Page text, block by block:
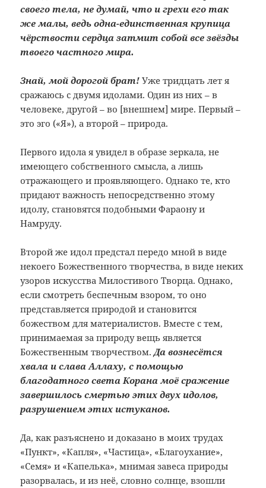
своего тела, не думай, что и грехи его так
же малы, ведь одна-единственная крупица
чёрствости сердца затмит собой все звёзды
твоего частного мира.
Знай, мой дорогой брат! Уже тридцать лет я
сражаюсь с двумя идолами. Один из них – в
человеке, другой – во [внешнем] мире. Первый –
это эго («Я»), а второй – природа.
Первого идола я увидел в образе зеркала, не
имеющего собственного смысла, а лишь
отражающего и проявляющего. Однако те, кто
придают важность непосредственно этому
идолу, становятся подобными Фараону и
Намруду.
Второй же идол предстал передо мной в виде
некоего Божественного творчества, в виде неких
узоров искусства Милостивого Творца. Однако,
если смотреть беспечным взором, то оно
представляется природой и становится
божеством для материалистов. Вместе с тем,
принимаемая за природу вещь является
Божественным творчеством.Да вознесётся
хвала и слава Аллаху, с помощью
благодатного света Корана моё сражение
завершилось смертью этих двух идолов,
разрушением этих истуканов.
Да, как разъяснено и доказано в моих трудах
«Пункт», «Капля», «Частица», «Благоухание»,
«Семя» и «Капелька», мнимая завеса природы
разорвалась, и из неё, словно солнце, взошли